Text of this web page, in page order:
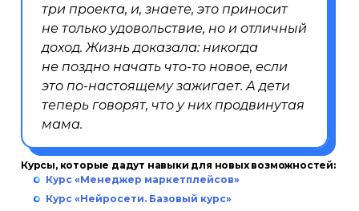
три проекта, и, знаете, это приносит
не только удовольствие, но и отличный
доход. Жизнь доказала: никогда
не поздно начать что-то новое, если
это по-настоящему зажигает. А дети
теперь говорят, что у них продвинутая
мама.
Курсы, которые дадут навыки для новых возможностей:
Курс «Менеджер маркетплейсов»
Курс «Нейросети. Базовый курс»